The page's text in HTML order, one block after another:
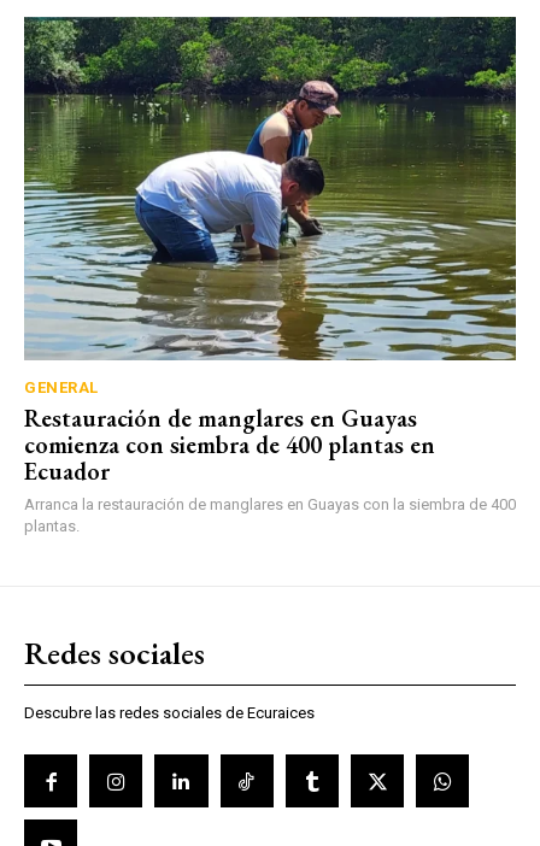
GENERAL
Restauración de manglares en Guayas
comienza con siembra de 400 plantas en
Ecuador
Arranca la restauración de manglares en Guayas con la siembra de 400
plantas.
Redes sociales
Descubre las redes sociales de Ecuraices